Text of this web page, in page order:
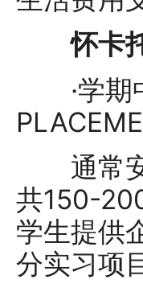
怀卡托
·学期中
通常安
共150-
学生提供
分实习项